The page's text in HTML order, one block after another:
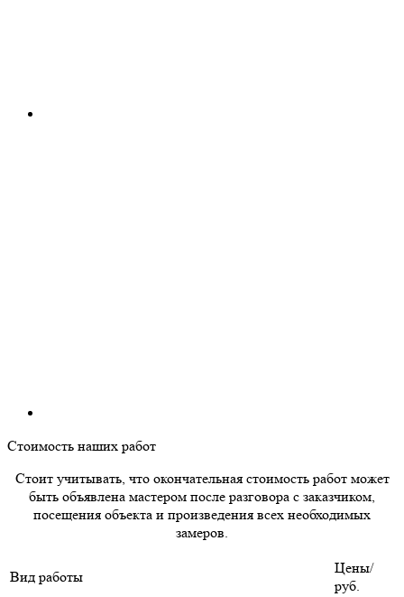
Стоимость наших работ
Стоит учитывать, что окончательная стоимость работ может
быть объявлена мастером после разговора с заказчиком,
посещения объекта и произведения всех необходимых
замеров.
Вид работы
Цены/
руб.